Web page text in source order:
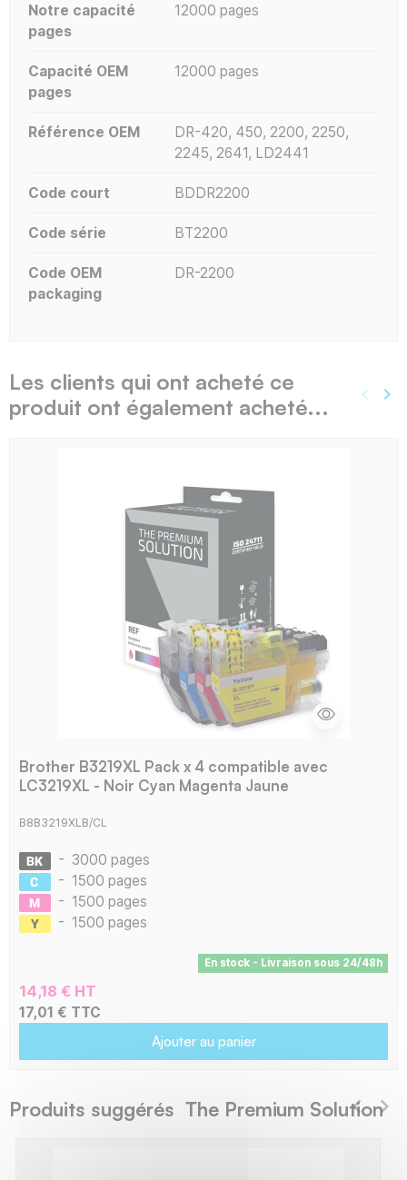
Notre capacité
pages
12000 pages
Capacité OEM
pages
12000 pages
Référence OEM
DR-420, 450, 2200, 2250,
2245, 2641, LD2441
Code court BDDR2200
Code série BT2200
Code OEM
packaging
DR-2200
Les clients qui ont acheté ce
produit ont également acheté...
keyboard_arrow_left keyboard_arrow_right
Brother B3219XL Pack x 4 compatible avec
LC3219XL - Noir Cyan Magenta Jaune
B8B3219XLB/CL
- 3000 pages
- 1500 pages
- 1500 pages
- 1500 pages
En stock - Livraison sous 24/48h
14,18 € HT
17,01 € TTC
Ajouter au panier
Produits suggérés The Premium Solution